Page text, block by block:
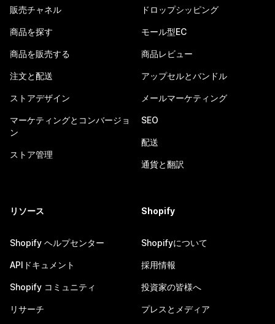
販売チャネル
商品を探す
商品を販売する
注文と配送
ストアデザイン
マーケティングとコンバージョ
ン
ストア管理
ドロップシッピング
モール型EC
商品レビュー
アップセルとバンドル
メールマーケティング
SEO
配送
通貨と翻訳
リソース
Shopify ヘルプセンター
APIドキュメント
Shopify コミュニティ
リサーチ
Shopify
Shopifyについて
採用情報
投資家の皆様へ
プレスとメディア